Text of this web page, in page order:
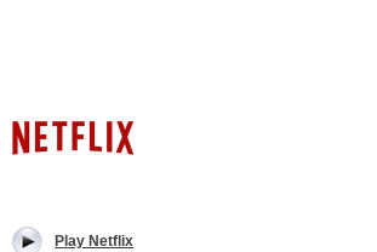
Play Netflix